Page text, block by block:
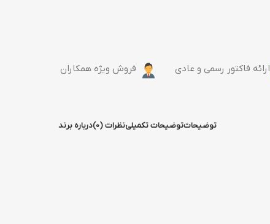
ارائه فاکتور رسمی و عادی فروش ویژه همکاران
توضیحاتتوضیحات تکمیلینظرات (0) درباره برند